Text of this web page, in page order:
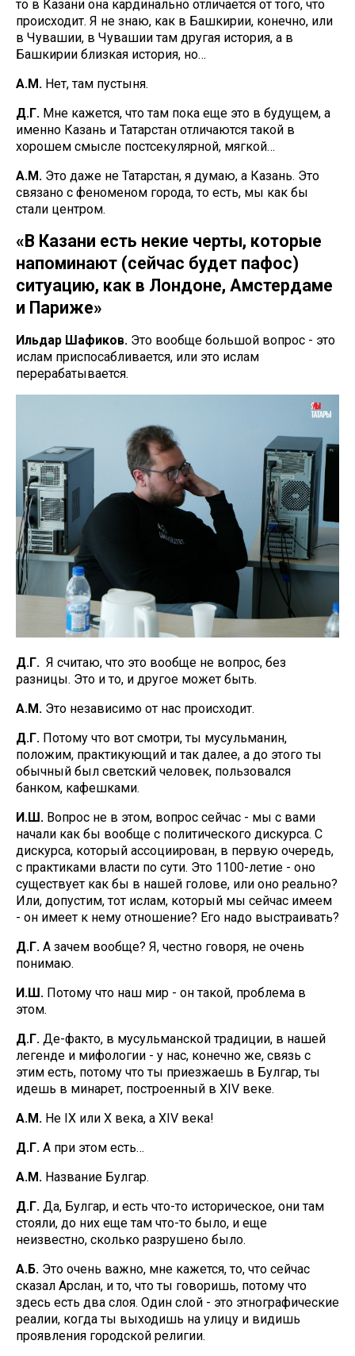
то в Казани она кардинально отличается от того, что
происходит. Я не знаю, как в Башкирии, конечно, или
в Чувашии, в Чувашии там другая история, а в
Башкирии близкая история, но…
А.М. Нет, там пустыня.
Д.Г. Мне кажется, что там пока еще это в будущем, а
именно Казань и Татарстан отличаются такой в
хорошем смысле постсекулярной, мягкой…
А.М. Это даже не Татарстан, я думаю, а Казань. Это
связано с феноменом города, то есть, мы как бы
стали центром.
«В Казани есть некие черты, которые
напоминают (сейчас будет пафос)
ситуацию, как в Лондоне, Амстердаме
и Париже»
Ильдар Шафиков. Это вообще большой вопрос - это
ислам приспосабливается, или это ислам
перерабатывается.
Д.Г. Я считаю, что это вообще не вопрос, без
разницы. Это и то, и другое может быть.
А.М. Это независимо от нас происходит.
Д.Г. Потому что вот смотри, ты мусульманин,
положим, практикующий и так далее, а до этого ты
обычный был светский человек, пользовался
банком, кафешками.
И.Ш. Вопрос не в этом, вопрос сейчас - мы с вами
начали как бы вообще с политического дискурса. С
дискурса, который ассоциирован, в первую очередь,
с практиками власти по сути. Это 1100-летие - оно
существует как бы в нашей голове, или оно реально?
Или, допустим, тот ислам, который мы сейчас имеем
- он имеет к нему отношение? Его надо выстраивать?
Д.Г. А зачем вообще? Я, честно говоря, не очень
понимаю.
И.Ш. Потому что наш мир - он такой, проблема в
этом.
Д.Г. Де-факто, в мусульманской традиции, в нашей
легенде и мифологии - у нас, конечно же, связь с
этим есть, потому что ты приезжаешь в Булгар, ты
идешь в минарет, построенный в XIV веке.
А.М. Не IX или X века, а XIV века!
Д.Г. А при этом есть…
А.М. Название Булгар.
Д.Г. Да, Булгар, и есть что-то историческое, они там
стояли, до них еще там что-то было, и еще
неизвестно, сколько разрушено было.
А.Б. Это очень важно, мне кажется, то, что сейчас
сказал Арслан, и то, что ты говоришь, потому что
здесь есть два слоя. Один слой - это этнографические
реалии, когда ты выходишь на улицу и видишь
проявления городской религии.